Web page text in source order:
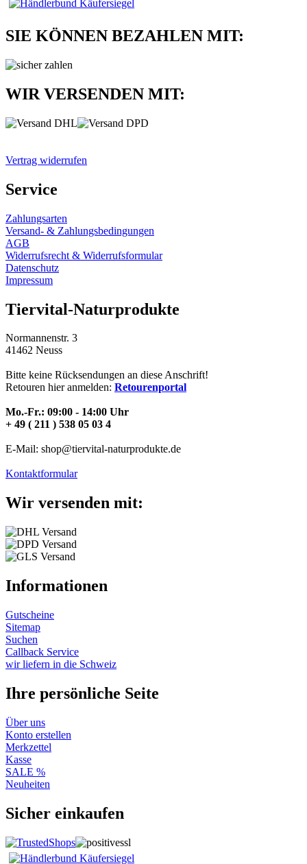
SIE KÖNNEN BEZAHLEN MIT:
WIR VERSENDEN MIT:
Vertrag widerrufen
Service
Zahlungsarten
Versand- & Zahlungsbedingungen
AGB
Widerrufsrecht & Widerrufsformular
Datenschutz
Impressum
Tiervital-Naturprodukte
Normannenstr. 3
41462 Neuss
Bitte keine Rücksendungen an diese Anschrift!
Retouren hier anmelden: Retourenportal
Mo.-Fr.: 09:00 - 14:00 Uhr
+ 49 ( 211 ) 538 05 03 4
E-Mail: shop@tiervital-naturprodukte.de
Kontaktformular
Wir versenden mit:
Informationen
Gutscheine
Sitemap
Suchen
Callback Service
wir liefern in die Schweiz
Ihre persönliche Seite
Über uns
Konto erstellen
Merkzettel
Kasse
SALE %
Neuheiten
Sicher einkaufen